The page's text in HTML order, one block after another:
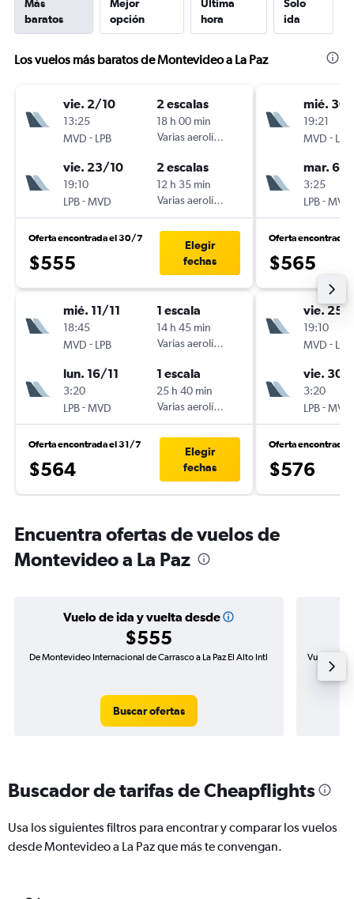
Más
baratos
Mejor
opción
Última
hora
Solo
ida
Los vuelos más baratos de Montevideo a La Paz
vie. 2/10
13:25
MVD - LPB
2 escalas
18 h 00 min
Varias aerolíneas
vie. 23/10
19:10
LPB-MVD
2 escalas
12 h 35 min
Varias aerolíneas
Oferta encontrada el 30/7
$555
Elegir
fechas
mié. 11/11
18:45
MVD - LPB
1 escala
14 h 45 min
Varias aerolíneas
lun. 16/11
3:20
LPB-MVD
1 escala
25 h 40 min
Varias aerolíneas
Oferta encontrada el 31/7
$564
Elegir
fechas
mié.
19:21
MVD - LPB
mar. 6/
3:25
LPB-MVD
Oferta encontrada
$565
vie. 25/
19:10
MVD - LPB
vie. 30/
3:20
LPB-MVD
Oferta encontrada
$576
Encuentra ofertas de vuelos de
Montevideo a La Paz
Vuelo de ida y vuelta desde
$555
De Montevideo Internacional de Carrasco a La Paz El Alto Intl
Buscar ofertas
Vuelo de
Buscador de tarifas de Cheapflights
Usa los siguientes filtros para encontrar y comparar los vuelos
desde Montevideo a La Paz que más te convengan.